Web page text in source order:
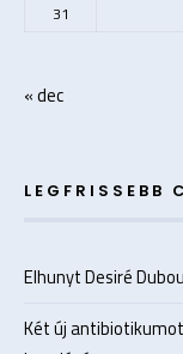
31
« dec
LEGFRISSEBB
Elhunyt Desiré
Két új